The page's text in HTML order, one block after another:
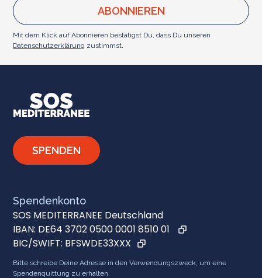
Mit dem Klick auf Abonnieren bestätigst Du, dass Du unseren
Datenschutzerklärung zustimmst.
SPENDEN
Spendenkonto
SOS MEDITERRANEE Deutschland
IBAN: DE64 3702 0500 0001 8510 01
BIC/SWIFT: BFSWDE33XXX
Bitte schreibe Deine Adresse in den Verwendungszweck, um eine
Spendenquittung zu erhalten.